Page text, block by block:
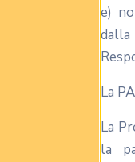
e)
La
La
la